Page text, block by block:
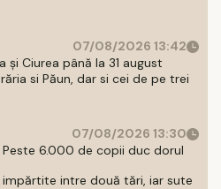
07/08/2026 13:42
și Ciurea până la 31 august
si Păun, dar si cei de pe trei
07/08/2026 13:30
6.000 de copii duc dorul
intre două tări, iar sute